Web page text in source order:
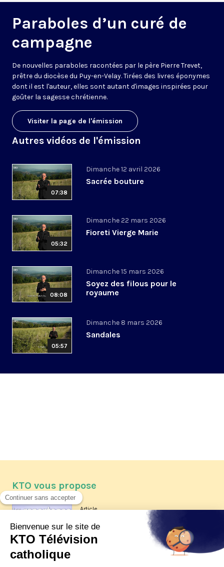
Paraboles d’un curé de
campagne
De nouvelles paraboles racontées par le père Pierre Trevet,
prêtre du diocèse du Puy-en-Velay. Tirées des livres éponymes
dont il est l'auteur, elles sont autant d'images inspirées pour
goûter la sagesse chrétienne.
Visiter la page de l'émission
Autres vidéos de l'émission
07:38
Dimanche 12 avril 2026
Sacrée bouture
05:32
Dimanche 22 mars 2026
Fioreti Vierge Marie
08:08
Dimanche 15 mars 2026
Soyez des filous pour le
royaume
05:57
Dimanche 8 mars 2026
Sandales
KTO vous propose
Article
Les reportages d'été 2026 de KTO